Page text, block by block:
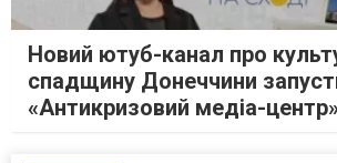
Новий ютуб-канал про
спадщину Донеччини
«Антикризовий медіа-центр»